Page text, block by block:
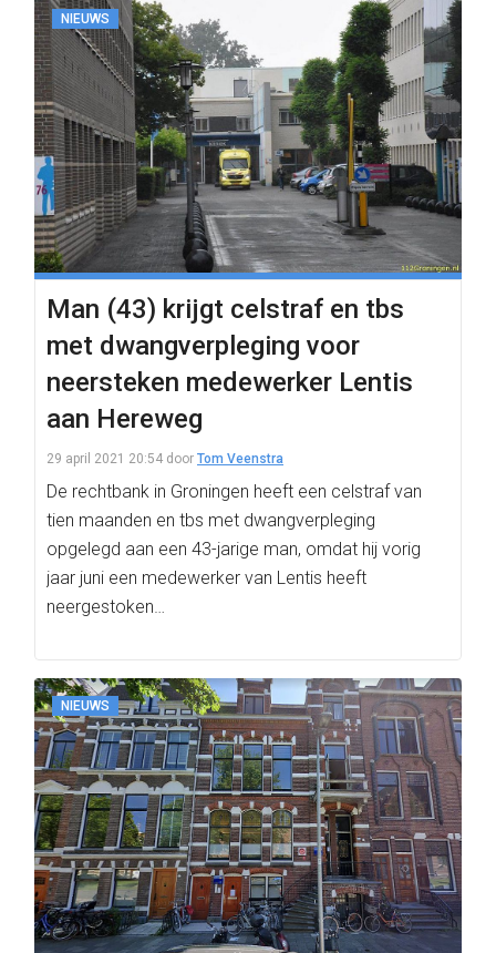
NIEUWS
Man (43) krijgt celstraf en tbs
met dwangverpleging voor
neersteken medewerker Lentis
aan Hereweg
29 april 2021 20:54 door Tom Veenstra
De rechtbank in Groningen heeft een celstraf van
tien maanden en tbs met dwangverpleging
opgelegd aan een 43-jarige man, omdat hij vorig
jaar juni een medewerker van Lentis heeft
neergestoken…
NIEUWS